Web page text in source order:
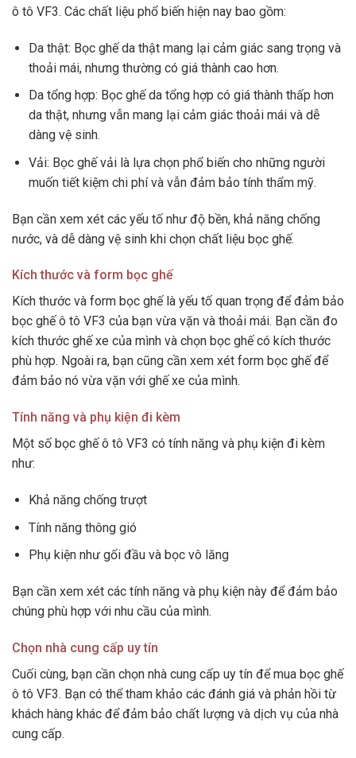
ô tô VF3. Các chất liệu phổ biến hiện nay bao gồm:
Da thật: Bọc ghế da thật mang lại cảm giác sang trọng và
thoải mái, nhưng thường có giá thành cao hơn.
Da tổng hợp: Bọc ghế da tổng hợp có giá thành thấp hơn
da thật, nhưng vẫn mang lại cảm giác thoải mái và dễ
dàng vệ sinh.
Vải: Bọc ghế vải là lựa chọn phổ biến cho những người
muốn tiết kiệm chi phí và vẫn đảm bảo tính thẩm mỹ.
Bạn cần xem xét các yếu tố như độ bền, khả năng chống
nước, và dễ dàng vệ sinh khi chọn chất liệu bọc ghế.
Kích thước và form bọc ghế
Kích thước và form bọc ghế là yếu tố quan trọng để đảm bảo
bọc ghế ô tô VF3 của bạn vừa vặn và thoải mái. Bạn cần đo
kích thước ghế xe của mình và chọn bọc ghế có kích thước
phù hợp. Ngoài ra, bạn cũng cần xem xét form bọc ghế để
đảm bảo nó vừa vặn với ghế xe của mình.
Tính năng và phụ kiện đi kèm
Một số bọc ghế ô tô VF3 có tính năng và phụ kiện đi kèm
như:
Khả năng chống trượt
Tính năng thông gió
Phụ kiện như gối đầu và bọc vô lăng
Bạn cần xem xét các tính năng và phụ kiện này để đảm bảo
chúng phù hợp với nhu cầu của mình.
Chọn nhà cung cấp uy tín
Cuối cùng, bạn cần chọn nhà cung cấp uy tín để mua bọc ghế
ô tô VF3. Bạn có thể tham khảo các đánh giá và phản hồi từ
khách hàng khác để đảm bảo chất lượng và dịch vụ của nhà
cung cấp.